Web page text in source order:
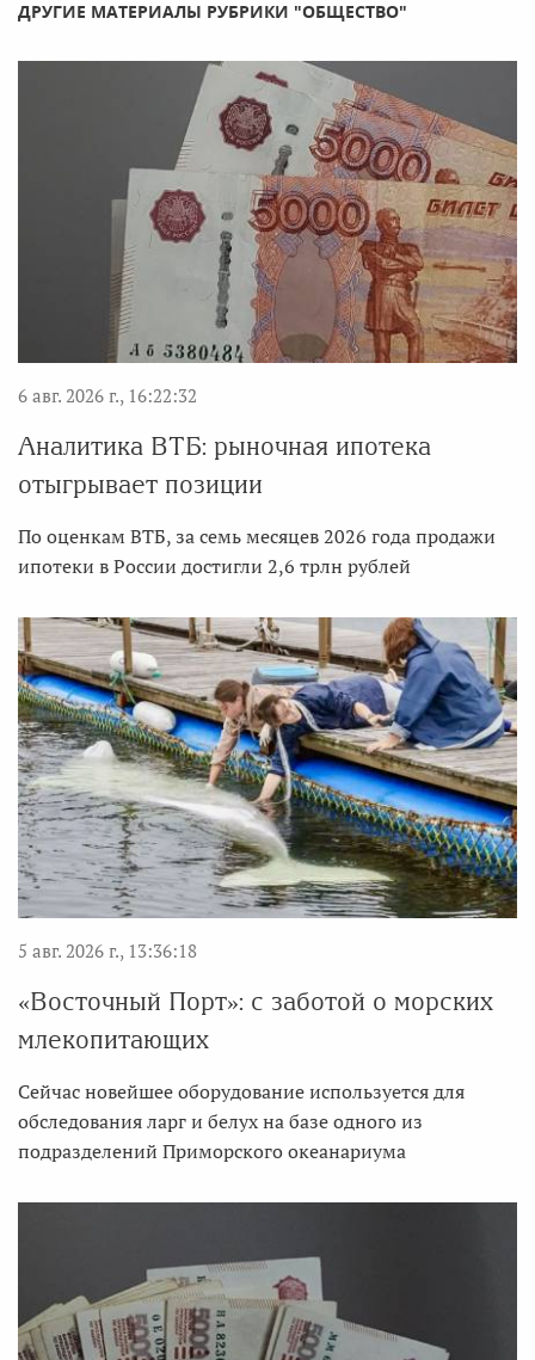
ДРУГИЕ МАТЕРИАЛЫ РУБРИКИ "ОБЩЕСТВО"
6 авг. 2026 г., 16:22:32
Аналитика ВТБ: рыночная ипотека
отыгрывает позиции
По оценкам ВТБ, за семь месяцев 2026 года продажи
ипотеки в России достигли 2,6 трлн рублей
5 авг. 2026 г., 13:36:18
«Восточный Порт»: с заботой о морских
млекопитающих
Сейчас новейшее оборудование используется для
обследования ларг и белух на базе одного из
подразделений Приморского океанариума